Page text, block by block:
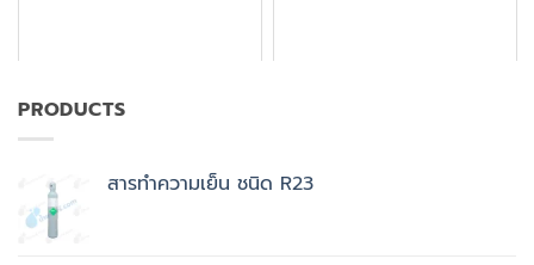
PRODUCTS
สารทำความเย็น ชนิด R23